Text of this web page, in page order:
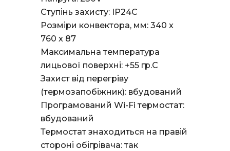
Ступінь захисту: IP24С
Розміри конвектора, мм: 340 x
760 x 87
Максимальна температура
лицьової поверхні: +55 гр.С
Захист від перегріву
(термозапобіжник): вбудований
Програмований Wi-Fi термостат:
вбудований
Термостат знаходиться на правій
стороні обігрівача: так